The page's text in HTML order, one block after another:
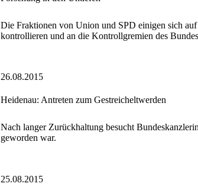
Die Fraktionen von Union und SPD einigen sich auf
kontrollieren und an die Kontrollgremien des
26.08.2015
Heidenau: Antreten zum Gestreicheltwerden
Nach langer Zurückhaltung besucht
geworden war.
25.08.2015